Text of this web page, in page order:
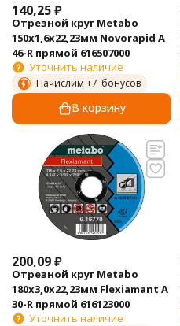
140,25₽
Отрезной круг Metabo
150х1,6х22,23мм Novorapid А
46-R прямой 616507000
Уточнить наличие
Начислим +7 бонусов
В корзину
200,09₽
Отрезной круг Metabo
180х3,0х22,23мм Flexiamant А
30-R прямой 616123000
Уточнить наличие